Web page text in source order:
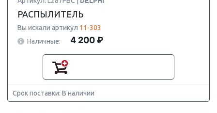
РАСПЫЛИТЕЛЬ
Вы искали артикул 11-303
Наличные:
4 200 ₽
Срок поставки: В наличии